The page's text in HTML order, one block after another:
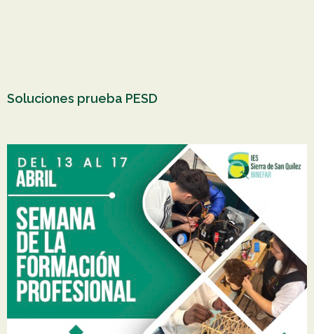
Soluciones prueba PESD